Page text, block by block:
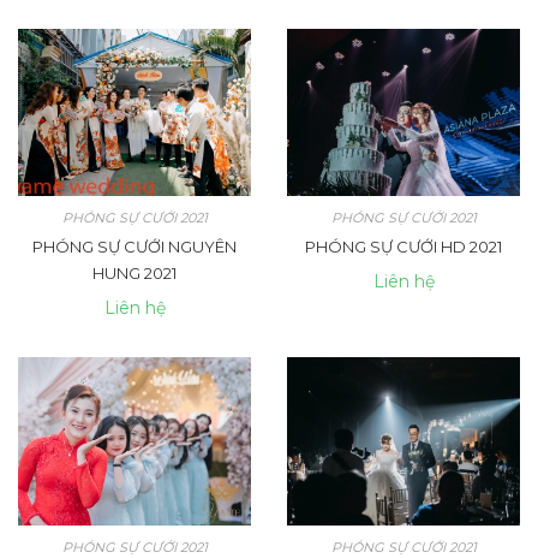
PHÓNG SỰ CƯỚI 2021
PHÓNG SỰ CƯỚI NGUYÊN
HUNG 2021
Liên hệ
PHÓNG SỰ CƯỚI 2021
PHÓNG SỰ CƯỚI HD 2021
Liên hệ
PHÓNG SỰ CƯỚI 2021 PHÓNG SỰ CƯỚI 2021